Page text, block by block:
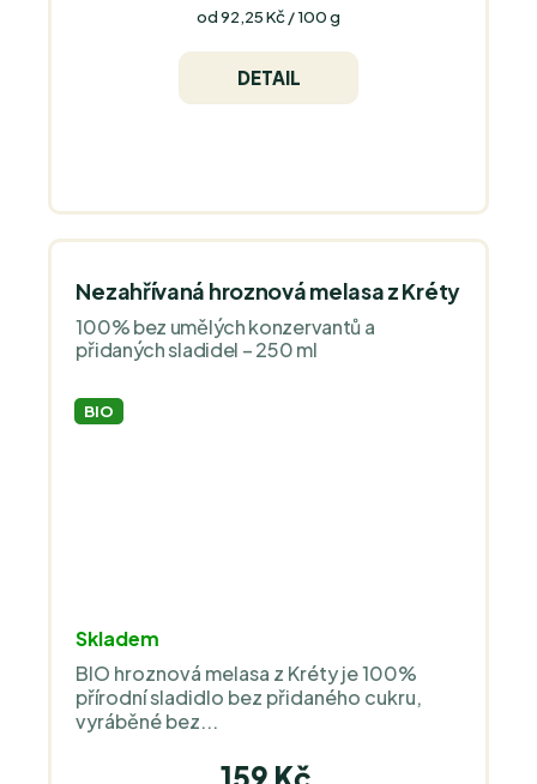
Měrná
od 92,25 Kč / 100 g
DETAIL
Nezahřívaná hroznová melasa z Kréty
100% bez umělých konzervantů a
přidaných sladidel – 250 ml
BIO
Skladem
BIO hroznová melasa z Kréty je 100%
přírodní sladidlo bez přidaného cukru,
vyráběné bez...